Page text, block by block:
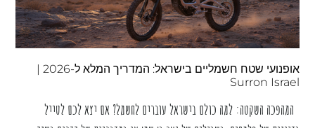
Surron Israel
המהפכה השקטה: למה כולם בישראל עוברים לחשמל? אם יצא לכם לטייל